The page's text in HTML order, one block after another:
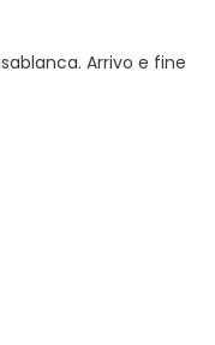
Arrivo e fine